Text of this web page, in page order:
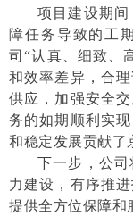
项目建设期
障任务导致的工
司“认真、细致、
和效率差异，合
供应，加强安全
务的如期顺利实
和稳定发展贡献了
下一步，公
力建设，有序推
提供全方位保障和